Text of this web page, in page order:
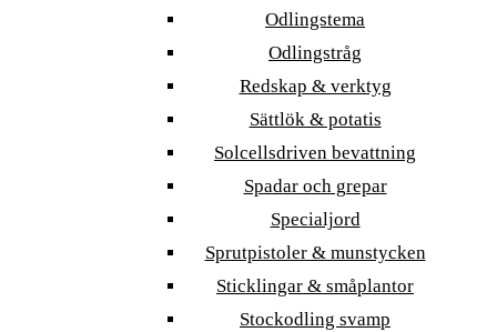
Odlingstema
Odlingstråg
Redskap & verktyg
Sättlök & potatis
Solcellsdriven bevattning
Spadar och grepar
Specialjord
Sprutpistoler & munstycken
Sticklingar & småplantor
Stockodling svamp